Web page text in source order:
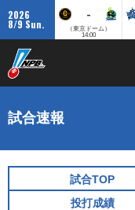
2026
8/9 Sun.
-
（東京ドーム）
14:00
試合速報
試合TOP
投打成績